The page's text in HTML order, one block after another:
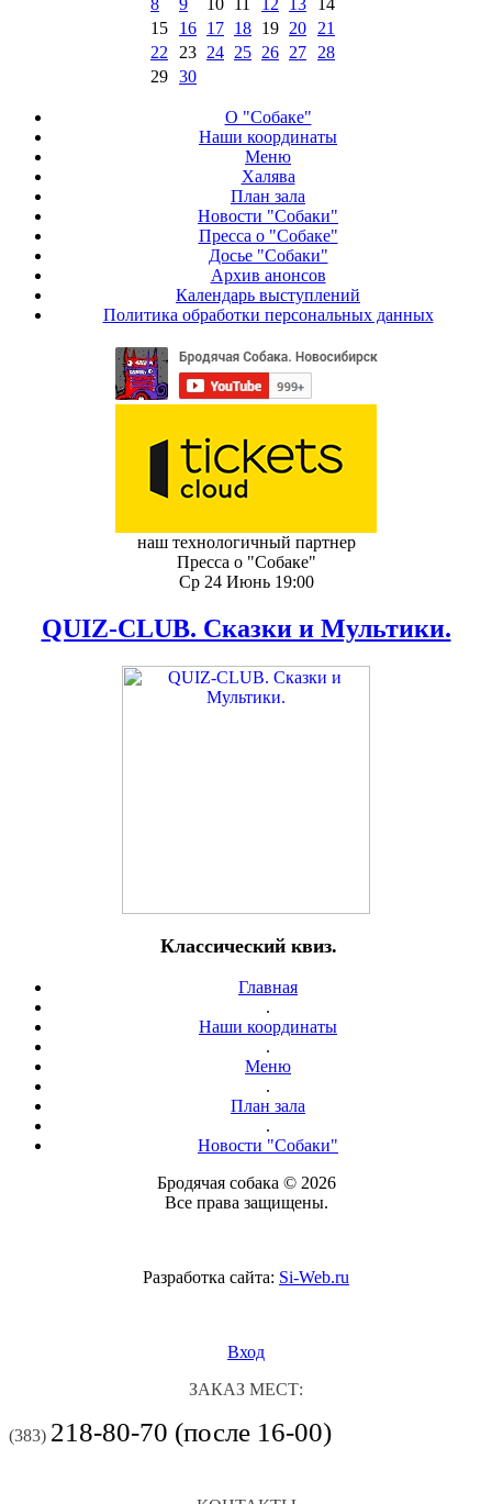
8
9 10 11 12 13
14
15
16 17 18 19 20
21
22
23 24 25 26 27
28
29 30
О "Собаке"
Наши координаты
Меню
Халява
План зала
Новости "Собаки"
Пресса о "Собаке"
Досье "Собаки"
Архив анонсов
Календарь выступлений
Политика обработки персональных данных
наш технологичный партнер
Пресса о "Собаке"
Ср 24 Июнь 19:00
QUIZ-CLUB. Сказки и Мультики.
Классический квиз.
Главная
.
Наши координаты
.
Меню
.
План зала
.
Новости "Собаки"
Бродячая собака © 2026
Все права защищены.
Разработка сайта: Si-Web.ru
Вход
ЗАКАЗ МЕСТ:
(383) 218-80-70 (после 16-00)